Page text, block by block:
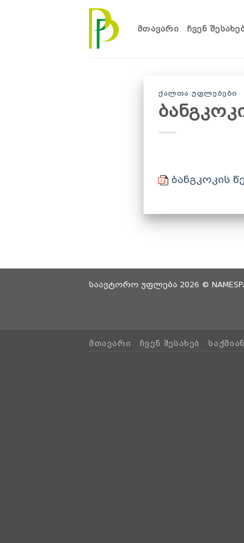
ᲛᲗᲐᲕᲐᲠᲘ ᲩᲕᲔᲜ
ᲥᲐᲚᲗᲐ ᲣᲤᲚᲔᲑᲔᲑᲘ
ბანგკოკის
საავტორო უფლება 2026 ©
ᲛᲗᲐᲕᲐᲠᲘ ᲩᲕᲔᲜ ᲨᲔᲡᲐᲮᲔᲑ